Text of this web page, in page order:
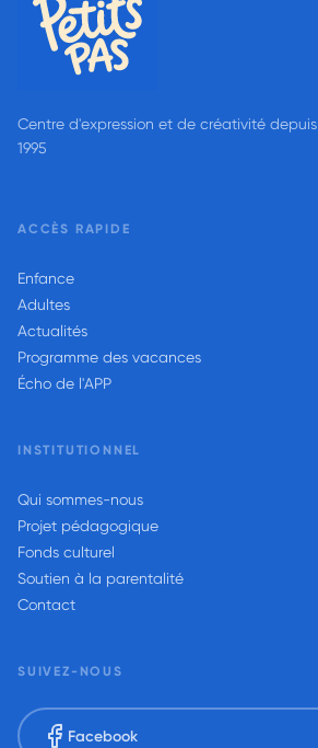
Centre d'expression et de créativité depuis
1995
ACCÈS RAPIDE
Enfance
Adultes
Actualités
Programme des vacances
Écho de l'APP
INSTITUTIONNEL
Qui sommes-nous
Projet pédagogique
Fonds culturel
Soutien à la parentalité
Contact
SUIVEZ-NOUS
Facebook